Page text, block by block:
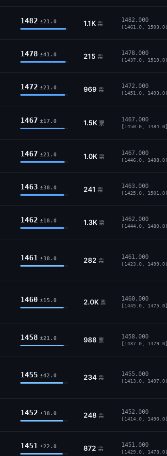
1482 ±21.0 1.1K 票
1482.000
[1461.0, 1503.0]
1478 ±41.0 215 票
1478.000
[1437.0, 1519.0]
1472 ±21.0 969 票
1472.000
[1451.0, 1493.0]
1467 ±17.0 1.5K 票
1467.000
[1450.0, 1484.0]
1467 ±21.0 1.0K 票
1467.000
[1446.0, 1488.0]
1463 ±38.0 241 票
1463.000
[1425.0, 1501.0]
1462 ±18.0 1.3K 票
1462.000
[1444.0, 1480.0]
1461 ±38.0 282 票
1461.000
[1423.0, 1499.0]
1460 ±15.0 2.0K 票
1460.000
[1445.0, 1475.0]
1458 ±21.0 988 票
1458.000
[1437.0, 1479.0]
1455 ±42.0 234 票
1455.000
[1413.0, 1497.0]
1452 ±38.0 248 票
1452.000
[1414.0, 1490.0]
1451 ±22.0 872 票
1451.000
[1429.0, 1473.0]